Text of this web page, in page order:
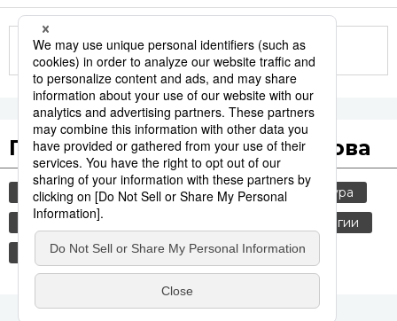
Другие статьи по теме
Популярные поисковые слова
общество jiji press политика
культура
россия
шпионаж
технологии
синкансэн
транспорт